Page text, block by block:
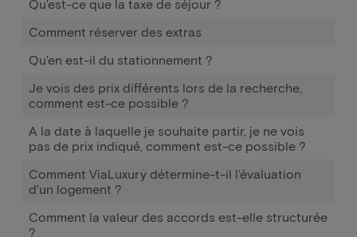
Qu'est-ce que la taxe de séjour ?
Comment réserver des extras
Qu'en est-il du stationnement ?
Je vois des prix différents lors de la recherche,
comment est-ce possible ?
A la date à laquelle je souhaite partir, je ne vois
pas de prix indiqué, comment est-ce possible ?
Comment ViaLuxury détermine-t-il l'évaluation
d'un logement ?
Comment la valeur des accords est-elle structurée
?